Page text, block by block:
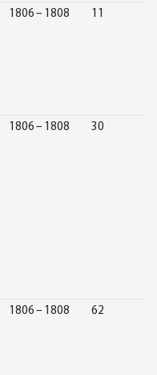
1806 – 1808 11
1806 – 1808 30
1806 – 1808 62